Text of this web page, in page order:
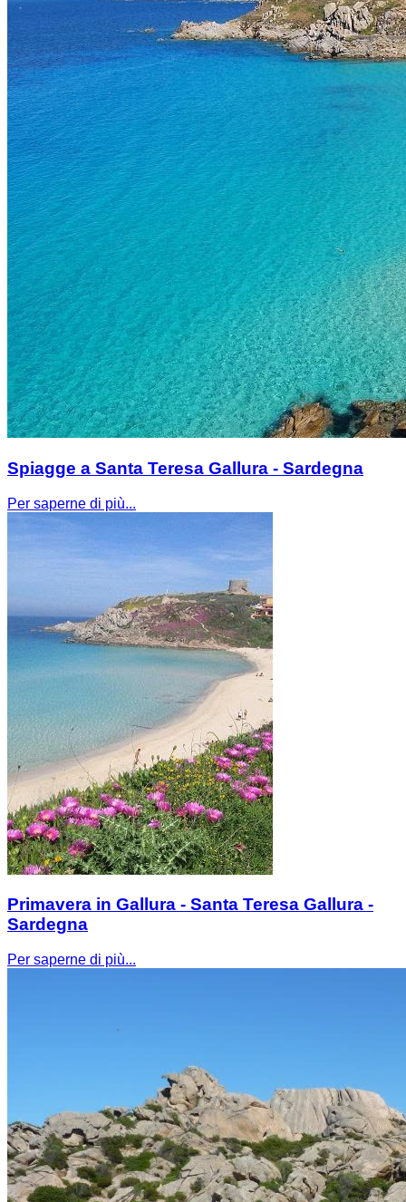
Spiagge a Santa Teresa Gallura - Sardegna
Per saperne di più...
Primavera in Gallura - Santa Teresa Gallura -
Sardegna
Per saperne di più...